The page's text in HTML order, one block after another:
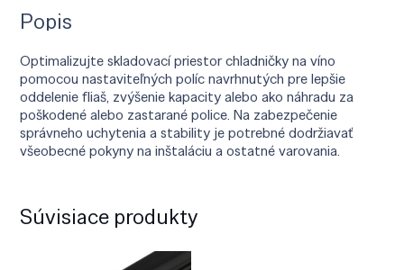
Popis
Optimalizujte skladovací priestor chladničky na víno
pomocou nastaviteľných políc navrhnutých pre lepšie
oddelenie fliaš, zvýšenie kapacity alebo ako náhradu za
poškodené alebo zastarané police. Na zabezpečenie
správneho uchytenia a stability je potrebné dodržiavať
všeobecné pokyny na inštaláciu a ostatné varovania.
Súvisiace produkty